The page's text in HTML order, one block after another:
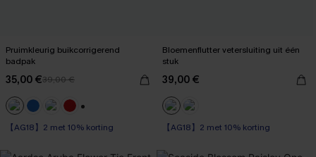
Pruimkleurig buikcorrigerend
badpak
35,00 €39,00 €
【AG18】2 met 10% korting
Op voorraad
Bloemenflutter vetersluiting uit één
stuk
39,00 €
【AG18】2 met 10% korting
Op voorraad